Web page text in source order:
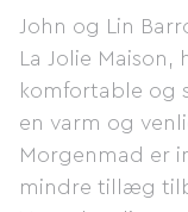
John og Lin
La Jolie Maison,
komfortable og
en varm og
Morgenmad er
mindre tillæg